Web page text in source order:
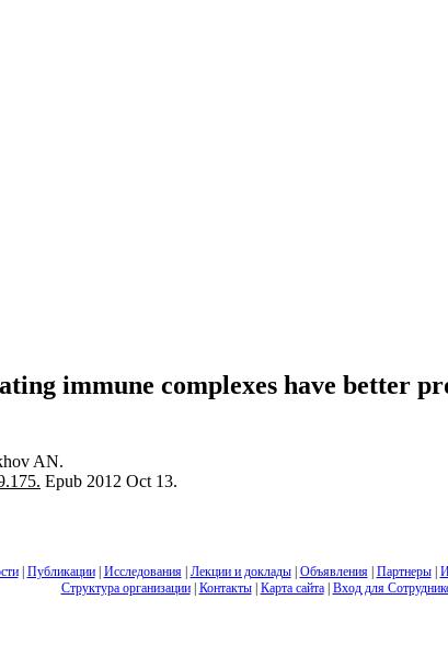
immune complexes have better
AN.
Epub 2012 Oct 13.
| Публикации| Исследования| Лекции и доклады| Объявления| Партнеры|
Структура организации| Контакты| Карта сайта| Вход для